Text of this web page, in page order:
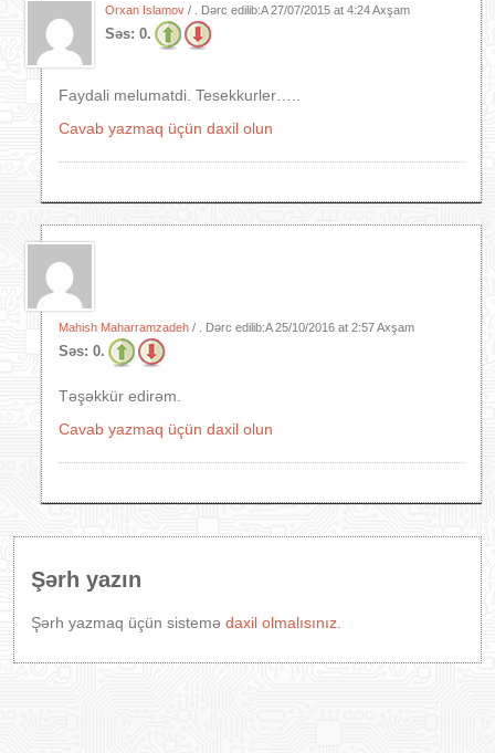
Orxan Islamov / . Dərc edilib:A27/07/2015 at 4:24 Axşam
Səs: 0.
Faydali melumatdi. Tesekkurler…..
Cavab yazmaq üçün daxil olun
Mahish Maharramzadeh / . Dərc edilib:A25/10/2016 at 2:57 Axşam
Səs: 0.
Təşəkkür edirəm.
Cavab yazmaq üçün daxil olun
Şərh yazın
Şərh yazmaq üçün sistemə daxil olmalısınız.